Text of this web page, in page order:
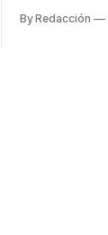
platillos
By Redacción